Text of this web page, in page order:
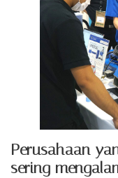
Perusahaan
sering